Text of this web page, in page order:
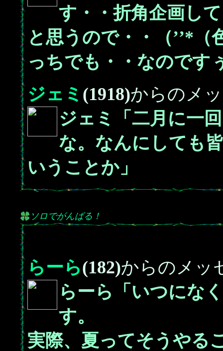
す・・折角企画し
と思うので・・（’’*
っちでも・・なのです
ジェミ (1918)からのメ
ジェミ「二月に一
な。なんにしても
いうことか」
ソロでがんばる！
らーら(182)からのメッ
らーら「いつにな
す。
実際、夏ってそうやる